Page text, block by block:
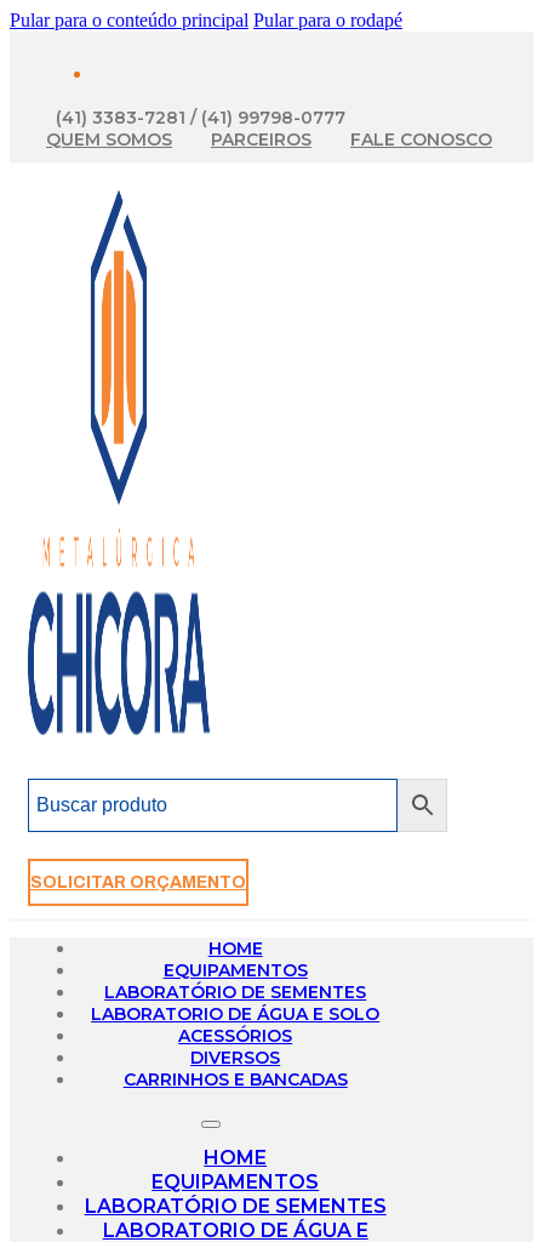
Pular para o conteúdo principal Pular para o rodapé
(41) 3383-7281 / (41) 99798-0777
QUEM SOMOS
PARCEIROS FALE CONOSCO
SOLICITAR ORÇAMENTO
HOME
EQUIPAMENTOS
LABORATÓRIO DE SEMENTES
LABORATORIO DE ÁGUA E SOLO
ACESSÓRIOS
DIVERSOS
CARRINHOS E BANCADAS
HOME
EQUIPAMENTOS
LABORATÓRIO DE SEMENTES
LABORATORIO DE ÁGUA E